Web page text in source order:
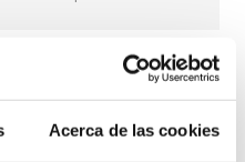
Acerca de las cookies